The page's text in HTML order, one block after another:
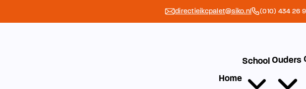
directieikcpalet@siko.nl (010) 434 26
Home
School Ouders